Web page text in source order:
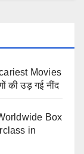
Movies
की उड़ गई नींद
Box
in